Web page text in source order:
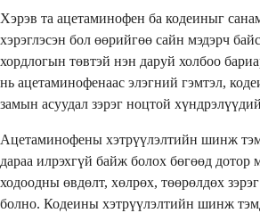
Хэрэв та ацетаминофен ба кодеиныг
хэрэглэсэн бол өөрийгөө сайн мэдэрч
хордлогын төвтэй нэн даруй холбоо
нь ацетаминофенаас элэгний гэмтэл,
замын асуудал зэрэг ноцтой
Ацетаминофены хэтрүүлэлтийн шинж
дараа илрэхгүй байж болох бөгөөд дотор
ходоодны өвдөлт, хөлрөх, төөрөлдөх
болно. Кодеины хэтрүүлэлтийн шинж